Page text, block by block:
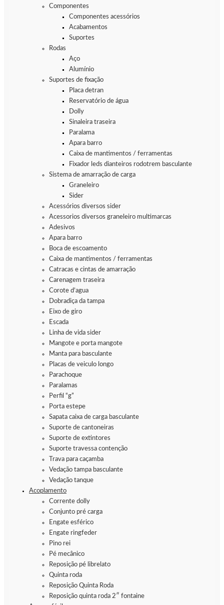
Componentes
Componentes acessórios
Acabamentos
Suportes
Rodas
Aço
Alumínio
Suportes de fixação
Placa detran
Reservatório de água
Dolly
Sinaleira traseira
Paralama
Apara barro
Caixa de mantimentos / ferramentas
Fixador leds dianteiros rodotrem basculante
Sistema de amarração de carga
Graneleiro
Sider
Acessórios diversos sider
Acessorios diversos graneleiro multimarcas
Adesivos
Apara barro
Boca de escoamento
Caixa de mantimentos / ferramentas
Catracas e cintas de amarração
Carenagem traseira
Corote d’agua
Dobradiça da tampa
Eixo de giro
Escada
Linha de vida sider
Mangote e porta mangote
Manta para basculante
Placas de veiculo longo
Parachoque
Paralamas
Perfil “g”
Porta estepe
Sapata caixa de carga basculante
Suporte de cantoneiras
Suporte de extintores
Suporte travessa contenção
Trava para caçamba
Vedação tampa basculante
Vedação tanque
Acoplamento
Corrente dolly
Conjunto pré carga
Engate esférico
Engate ringfeder
Pino rei
Pé mecânico
Reposição pé librelato
Quinta roda
Reposição Quinta Roda
Reposição quinta roda 2″ fontaine